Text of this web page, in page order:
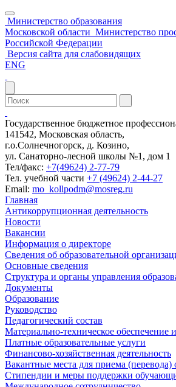
Министерство образования
Московской области Министерство
Российской Федерации
Версия сайта для слабовидящих
ENG
Государственное бюджетное
141542, Московская область,
г.о.Солнечногорск, д. Козино,
ул. Санаторно-лесной школы №1, дом 1
Тел/факс: +7(49624) 2-77-79
Тел. учебной части +7 (49624) 2-44-27
Email: mo_kollpodm@mosreg.ru
Главная
Антикоррупционная деятельность
Новости
Вакансии
Информация о директоре
Сведения об образовательной
Основные сведения
Структура и органы управления
Документы
Образование
Руководство
Педагогический состав
Материально-техническое обеспечение
Платные образовательные услуги
Финансово-хозяйственная деятельность
Вакантные места для приема
Стипендии и меры поддержки